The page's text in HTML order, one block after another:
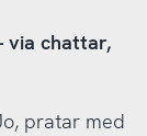
via chattar,
pratar med